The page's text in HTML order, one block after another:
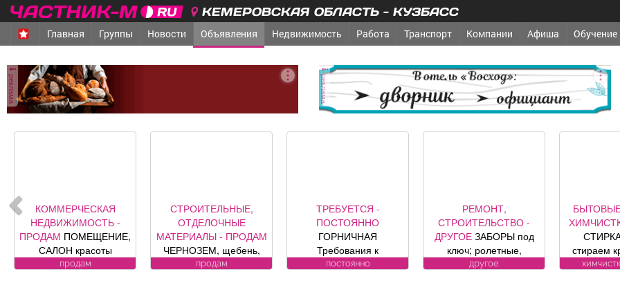
КЕМЕРОВСКАЯ ОБЛАСТЬ - КУЗБАСС
Главная Группы Новости Объявления Недвижимость Работа Транспорт Компании Афиша Обучение
реклама реклама
КОММЕРЧЕСКАЯ
НЕДВИЖИМОСТЬ -
ПРОДАМ ПОМЕЩЕНИЕ,
САЛОН красоты
«Оазис», площадь 88, 8
продам
СТРОИТЕЛЬНЫЕ,
ОТДЕЛОЧНЫЕ
МАТЕРИАЛЫ - ПРОДАМ
ЧЕРНОЗЕМ, щебень,
песок, уголь, торф,
продам
ТРЕБУЕТСЯ -
ПОСТОЯННО
ГОРНИЧНАЯ
Требования к
кандидату: без опыта
постоянно
РЕМОНТ,
СТРОИТЕЛЬСТВО -
ДРУГОЕЗАБОРЫ под
ключ; ролетные,
секционные ворота (от
другое
стираем
заберем